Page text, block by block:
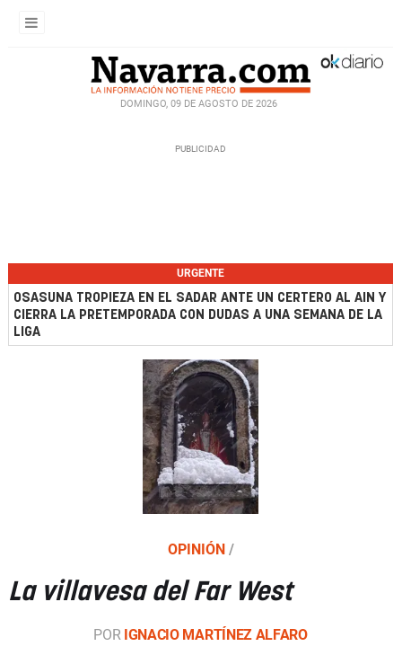
DOMINGO, 09 DE AGOSTO DE 2026
URGENTE
OSASUNA TROPIEZA EN EL SADAR ANTE UN CERTERO AL AIN Y
CIERRA LA PRETEMPORADA CON DUDAS A UNA SEMANA DE LA
LIGA
OPINIÓN /
La villavesa del Far West
POR IGNACIO MARTÍNEZ ALFARO